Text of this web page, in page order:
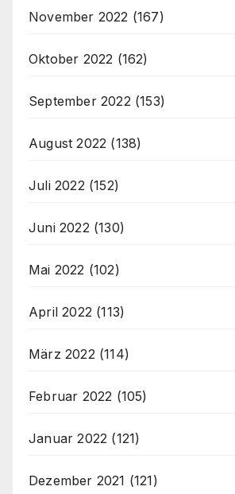
November 2022 (167)
Oktober 2022 (162)
September 2022 (153)
August 2022 (138)
Juli 2022 (152)
Juni 2022 (130)
Mai 2022 (102)
April 2022 (113)
März 2022 (114)
Februar 2022 (105)
Januar 2022 (121)
Dezember 2021 (121)